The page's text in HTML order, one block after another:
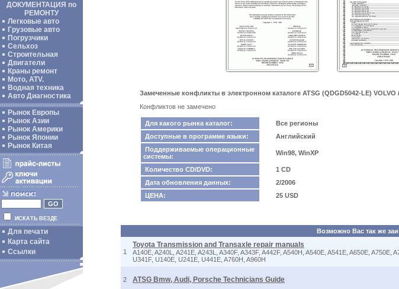
ДОКУМЕНТАЦИЯ по
РЕМОНТУ
Легковые авто
Грузовые авто
Погрузчики
Сельхоз
Строительная
Двигатели
Краны ремонт
Мото, ATV.
Водная техника
Авто Диагностика
Рынок Европы
Рынок Азии
Рынок Америки
Рынок Японии
Рынок Китая
ИСКАТЬ ВЕЗДЕ
Для печати
Карта сайта
Ссылки
Замеченные конфликты в электронном каталоге ATSG (QDGD5042-LE) VOLVO
Конфликтов не замечено
Для какого рынка каталог:
Все регионы
Доступные в программе языки:
Английский
Поддерживаемые операционные
системы:
Win98, WinXP
Количество CD/DVD:
1 CD
Дата обновления данных:
2/2006
ЦЕНА:
25 USD
Возможно Вас так же
1
Toyota Transmission and Transaxle repair manuals
A140E, A240L, A241E, A243L, A340F, A343F, A442F, A540H, A540E, A541E, A650E,
U341F, U140E, U241E, U441E, A760H, A960H
2 ATSG Bmw, Audi, Porsche Technicians Guide